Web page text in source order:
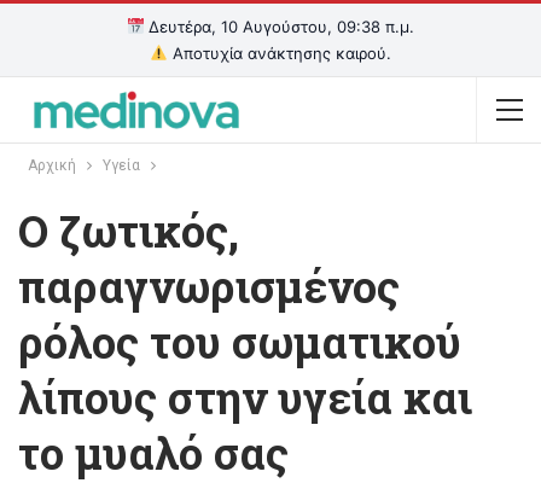
Δευτέρα, 10 Αυγούστου, 09:38 π.μ.
Αποτυχία ανάκτησης καιρού.
Αρχική Υγεία
Ο ζωτικός,
παραγνωρισμένος
ρόλος του σωματικού
λίπους στην υγεία και
το μυαλό σας